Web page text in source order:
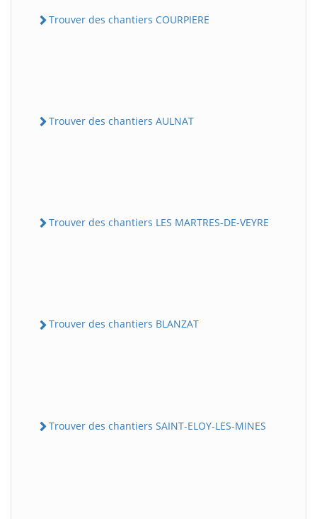
Trouver des chantiers COURPIERE
Trouver des chantiers AULNAT
Trouver des chantiers LES MARTRES-DE-VEYRE
Trouver des chantiers BLANZAT
Trouver des chantiers SAINT-ELOY-LES-MINES